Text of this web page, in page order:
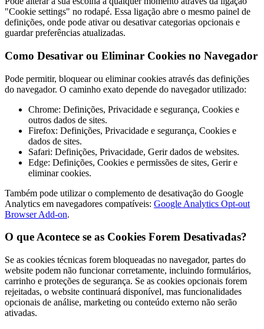
"Cookie settings" no rodapé. Essa ligação abre o mesmo painel de
definições, onde pode ativar ou desativar categorias opcionais e
guardar preferências atualizadas.
Como Desativar ou Eliminar Cookies no Navegador
Pode permitir, bloquear ou eliminar cookies através das definições
do navegador. O caminho exato depende do navegador utilizado:
Chrome: Definições, Privacidade e segurança, Cookies e
outros dados de sites.
Firefox: Definições, Privacidade e segurança, Cookies e
dados de sites.
Safari: Definições, Privacidade, Gerir dados de websites.
Edge: Definições, Cookies e permissões de sites, Gerir e
eliminar cookies.
Também pode utilizar o complemento de desativação do Google
Analytics em navegadores compatíveis: Google Analytics Opt-out
Browser Add-on.
O que Acontece se as Cookies Forem Desativadas?
Se as cookies técnicas forem bloqueadas no navegador, partes do
website podem não funcionar corretamente, incluindo formulários,
carrinho e proteções de segurança. Se as cookies opcionais forem
rejeitadas, o website continuará disponível, mas funcionalidades
opcionais de análise, marketing ou conteúdo externo não serão
ativadas.